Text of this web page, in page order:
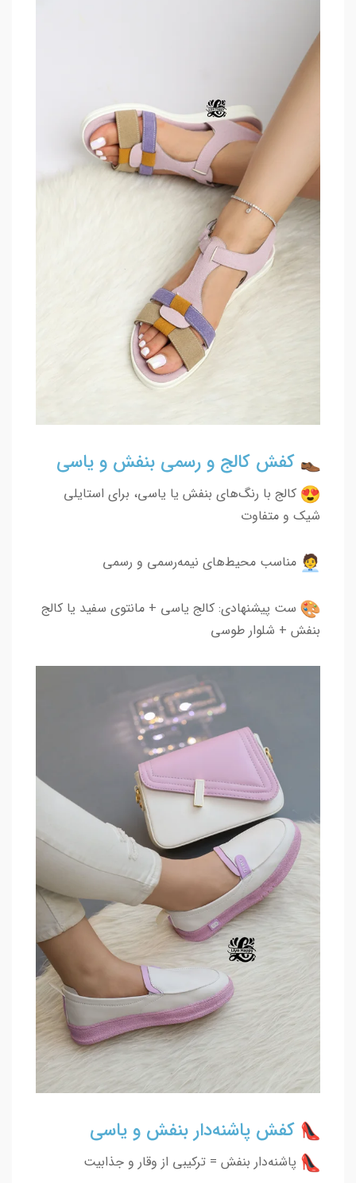
کفش کالج و رسمی بنفش و یاسی
کالج با رنگ‌های بنفش یا یاسی، برای استایلی
شیک و متفاوت
مناسب محیط‌های نیمه‌رسمی و رسمی
ست پیشنهادی: کالج یاسی + مانتوی سفید یا کالج
بنفش + شلوار طوسی
کفش پاشنه‌دار بنفش و یاسی
پاشنه‌دار بنفش = ترکیبی از وقار و جذابیت